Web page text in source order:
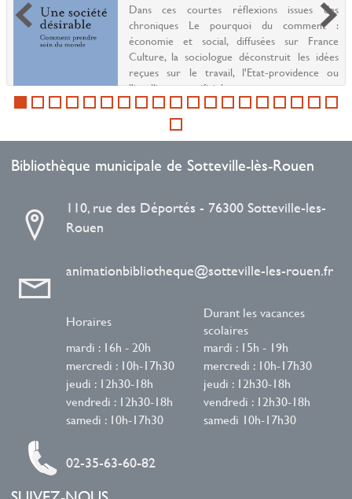
Dans ces courtes réflexions issues des
chroniques Le pourquoi du comment :
économie et social, diffusées sur France
Culture, la sociologue déconstruit les idées
reçues sur le travail, l'Etat-providence ou
l'intelligence artificiel...
Bibliothèque municipale de Sotteville-lès-Rouen
110, rue des Déportés - 76300 Sotteville-les-
Rouen
animationbibliotheque@sotteville-les-rouen.fr
Horaires
Durant les vacances
scolaires
mardi : 16h - 20h
mardi : 15h - 19h
mercredi : 10h-17h30
mercredi : 10h-17h30
jeudi : 12h30-18h
jeudi : 12h30-18h
vendredi : 12h30-18h
vendredi : 12h30-18h
samedi : 10h-17h30
samedi 10h-17h30
02-35-63-60-82